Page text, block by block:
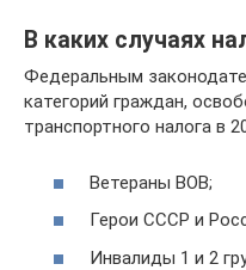
В каких случаях
Федеральным
категорий граждан,
транспортного налога в
Ветераны ВОВ;
Герои СССР и
Инвалиды 1 и 2